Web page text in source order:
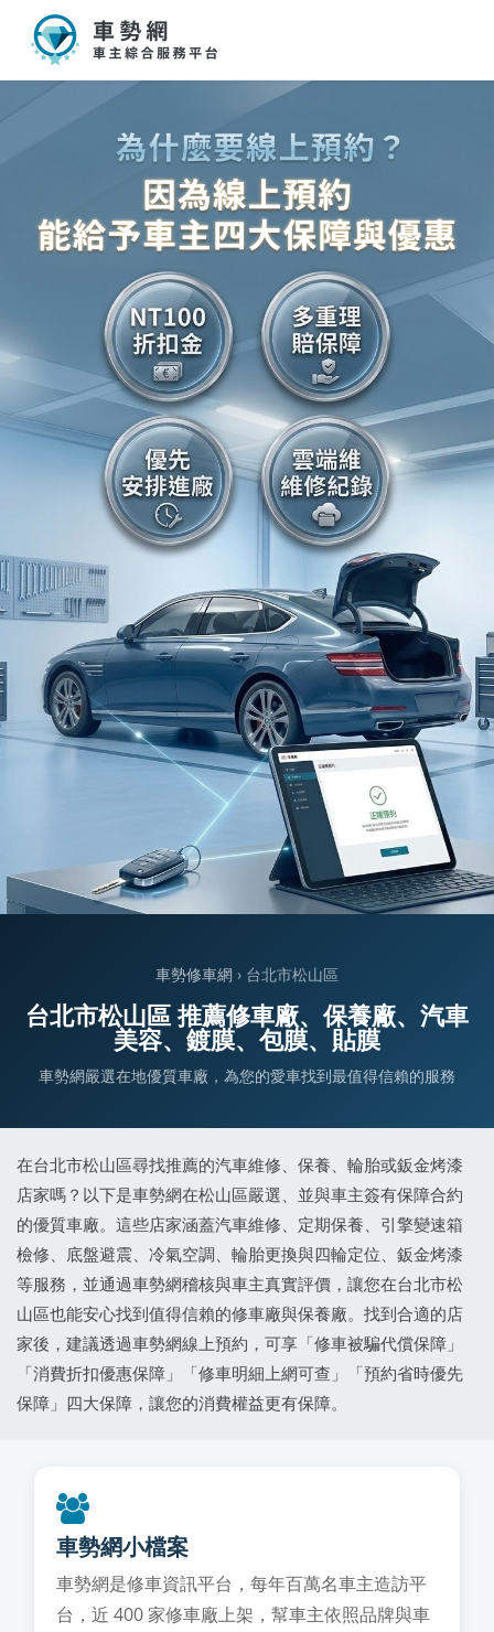
車勢修車網 › 台北市松山區
台北市松山區 推薦修車廠、保養廠、汽車
美容、鍍膜、包膜、貼膜
車勢網嚴選在地優質車廠，為您的愛車找到最值得信賴的服務
在台北市松山區尋找推薦的汽車維修、保養、輪胎或鈑金烤漆
店家嗎？以下是車勢網在松山區嚴選、並與車主簽有保障合約
的優質車廠。這些店家涵蓋汽車維修、定期保養、引擎變速箱
檢修、底盤避震、冷氣空調、輪胎更換與四輪定位、鈑金烤漆
等服務，並通過車勢網稽核與車主真實評價，讓您在台北市松
山區也能安心找到值得信賴的修車廠與保養廠。找到合適的店
家後，建議透過車勢網線上預約，可享「修車被騙代償保障」
「消費折扣優惠保障」「修車明細上網可查」「預約省時優先
保障」四大保障，讓您的消費權益更有保障。
車勢網小檔案
車勢網是修車資訊平台，每年百萬名車主造訪平
台，近 400 家修車廠上架，幫車主依照品牌與車